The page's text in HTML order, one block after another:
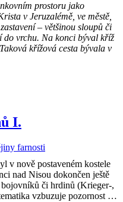
prostoru jako
v Jeruzalémě, ve městě,
– většinou sloupů či
do vrchu. Na konci býval kříž
křížová cesta bývala v
I.
farnosti
v nově postaveném kostele
nad Nisou dokončen ještě
či hrdinů (Krieger-,
vzbuzuje pozornost …